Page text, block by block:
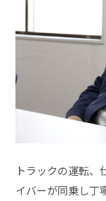
トラックの運転、
イバーが同乗し丁